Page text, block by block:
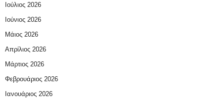
Ιούλιος 2026
Ιούνιος 2026
Μάιος 2026
Απρίλιος 2026
Μάρτιος 2026
Φεβρουάριος 2026
Ιανουάριος 2026